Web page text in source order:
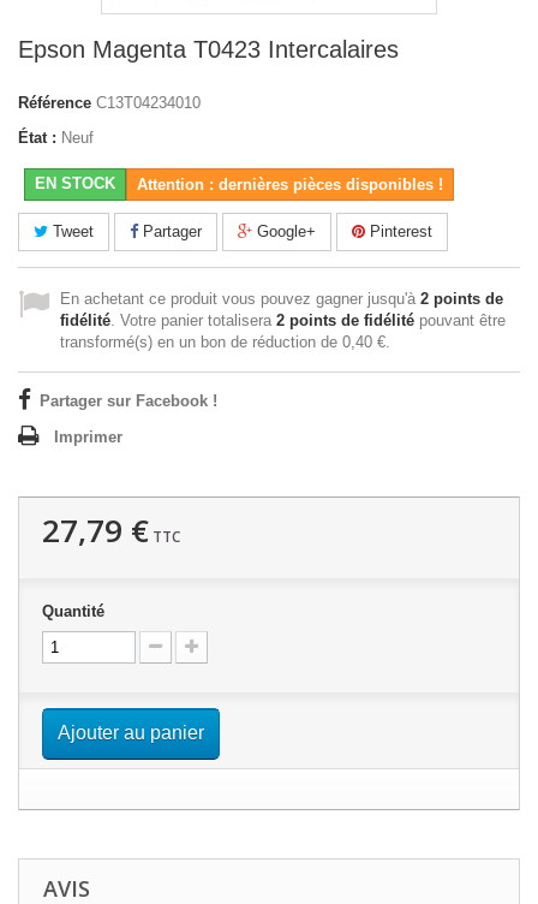
Epson Magenta T0423 Intercalaires
Référence C13T04234010
État : Neuf
EN STOCK Attention : dernières pièces disponibles !
Tweet Partager Google+ Pinterest
En achetant ce produit vous pouvez gagner jusqu'à 2 points de
fidélité. Votre panier totalisera 2 points de fidélité pouvant être
transformé(s) en un bon de réduction de 0,40 €.
Partager sur Facebook !
Imprimer
27,79 € TTC
Quantité
Ajouter au panier
AVIS